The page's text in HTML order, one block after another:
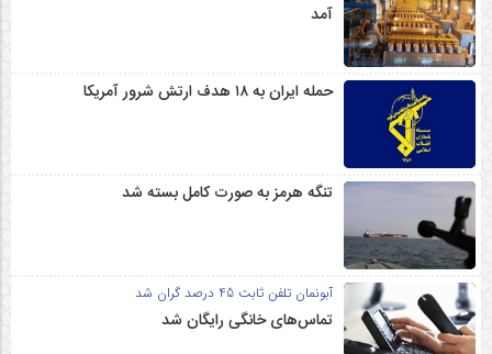
آمد
حمله ایران به ۱۸ هدف ارتش شرور آمریکا
تنگه هرمز به صورت کامل بسته شد
آبونمان تلفن ثابت 45 درصد گران شد
تماس‌های خانگی رایگان شد